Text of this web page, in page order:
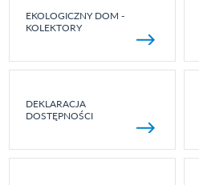
EKOLOGICZNY DOM -
KOLEKTORY
DEKLARACJA
DOSTĘPNOŚCI